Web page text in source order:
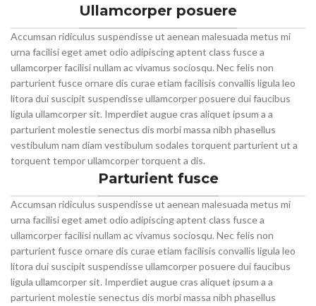
Ullamcorper posuere
Accumsan ridiculus suspendisse ut aenean malesuada metus mi
urna facilisi eget amet odio adipiscing aptent class fusce a
ullamcorper facilisi nullam ac vivamus sociosqu. Nec felis non
parturient fusce ornare dis curae etiam facilisis convallis ligula leo
litora dui suscipit suspendisse ullamcorper posuere dui faucibus
ligula ullamcorper sit. Imperdiet augue cras aliquet ipsum a a
parturient molestie senectus dis morbi massa nibh phasellus
vestibulum nam diam vestibulum sodales torquent parturient ut a
torquent tempor ullamcorper torquent a dis.
Parturient fusce
Accumsan ridiculus suspendisse ut aenean malesuada metus mi
urna facilisi eget amet odio adipiscing aptent class fusce a
ullamcorper facilisi nullam ac vivamus sociosqu. Nec felis non
parturient fusce ornare dis curae etiam facilisis convallis ligula leo
litora dui suscipit suspendisse ullamcorper posuere dui faucibus
ligula ullamcorper sit. Imperdiet augue cras aliquet ipsum a a
parturient molestie senectus dis morbi massa nibh phasellus